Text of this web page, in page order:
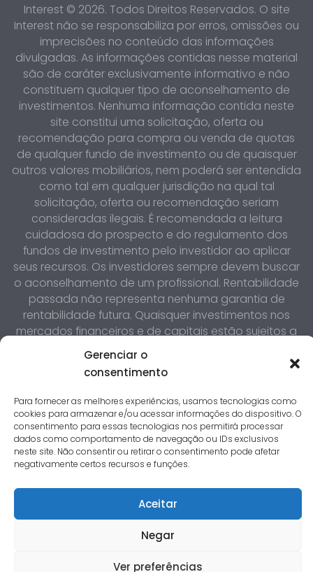
Gerenciar o
consentimento
Para fornecer as melhores experiências, usamos tecnologias como
cookies para armazenar e/ou acessar informações do dispositivo. O
consentimento para essas tecnologias nos permitirá processar
dados como comportamento de navegação ou IDs exclusivos
neste site. Não consentir ou retirar o consentimento pode afetar
negativamente certos recursos e funções.
Aceitar
Negar
Ver preferências
Interest © 2026. Todos Direitos Reservados. O site
Interest não se responsabiliza por erros, omissões ou
imprecisões no conteúdo das informações
divulgadas. As informações contidas nesse material
são de caráter exclusivamente informativo e não
constituem qualquer tipo de aconselhamento de
investimentos. Nenhuma informação contida neste
site constitui uma solicitação, oferta ou
recomendação para compra ou venda de quotas
de qualquer fundo de investimento ou de quaisquer
outros valores mobiliários, nem poderá ser entendida
como tal em qualquer jurisdição na qual tal
solicitação, oferta ou recomendação seriam
consideradas ilegais. É recomendada a leitura
cuidadosa do prospecto e do regulamento dos
fundos de investimento pelo investidor ao aplicar
seus recursos. Os investidores sempre devem buscar
o aconselhamento de um profissional. Rentabilidade
passada não representa nenhuma garantia de
rentabilidade futura. Quaisquer investimentos nos
mercados financeiros e de capitais estão sujeitos a
riscos de perda do capital investido. Os investidores
devem estar cientes que o valor dos investimentos
pode tanto subir quanto cair, e os investidores
podem não recuperar o valor investido. O Interest,
seus administradores e funcionários isentam-se de
responsabilidade sobre quaisquer danos resultantes
direta ou indiretamente da utilização das
informações contidas neste site.